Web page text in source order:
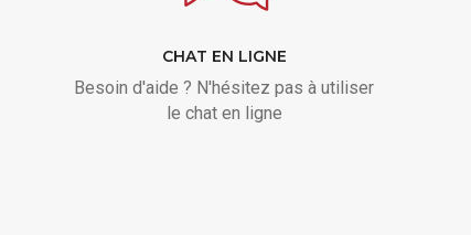
CHAT EN LIGNE
Besoin d'aide ? N'hésitez pas à utiliser
le chat en ligne